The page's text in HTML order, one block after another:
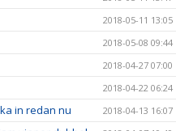
2018-05-11 13:05
2018-05-08 09:44
2018-04-27 07:00
2018-04-22 06:24
in redan nu 2018-04-13 16:07